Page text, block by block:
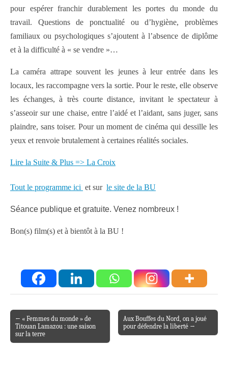
pour espérer franchir durablement les portes du monde du
travail. Questions de ponctualité ou d’hygiène, problèmes
familiaux ou psychologiques s’ajoutent à l’absence de diplôme
et à la difficulté à « se vendre »…
La caméra attrape souvent les jeunes à leur entrée dans les
locaux, les raccompagne vers la sortie. Pour le reste, elle observe
les échanges, à très courte distance, invitant le spectateur à
s’asseoir sur une chaise, entre l’aidé et l’aidant, sans juger, sans
plaindre, sans toiser. Pour un moment de cinéma qui dessille les
yeux et renvoie brutalement à certaines réalités sociales.
Lire la Suite & Plus => La Croix
Tout le programme ici et sur le site de la BU
Séance publique et gratuite. Venez nombreux !
Bon(s) film(s) et à bientôt à la BU !
Post navigation
← « Femmes du monde » de
Titouan Lamazou : une saison
sur la terre
Aux Bouffes du Nord, on a joué
pour défendre la liberté →